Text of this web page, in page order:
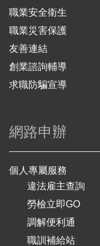
職業安全衛生
職業災害保護
友善連結
創業諮詢輔導
求職防騙宣導
網路申辦
個人專屬服務
違法雇主查詢
勞檢立即GO
調解便利通
職訓補給站